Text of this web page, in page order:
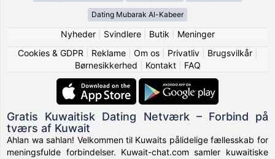
Dating Mubarak Al-Kabeer
Nyheder| Svindlere| Butik
Meninger
Cookies & GDPR
Reklame| Om os| Privatliv| Brugsvilkår|
Børnesikkerhed
Kontakt| FAQ
Gratis Kuwaitisk Dating Netværk – Forbind på
tværs af Kuwait
Ahlan wa sahlan! Velkommen til Kuwaits pålidelige fællesskab for
meningsfulde forbindelser. Kuwait-chat.com samler kuwaitiske